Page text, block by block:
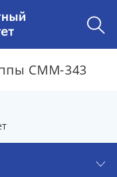
СММ-343